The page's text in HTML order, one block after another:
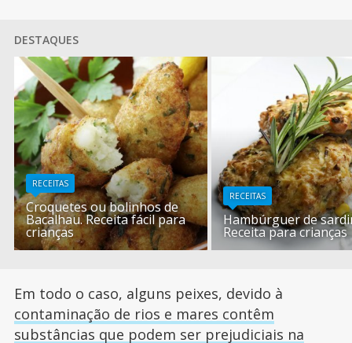
DESTAQUES
RECEITAS
Croquetes ou bolinhos de
Bacalhau. Receita fácil para
crianças
RECEITAS
Hambúrguer de
Receita para crianças
Em todo o caso, alguns peixes, devido à
contaminação de rios e mares contêm
substâncias que podem ser prejudiciais na